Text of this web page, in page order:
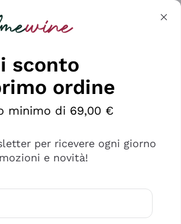
sconto
ordine
minimo di 69,00 €
per ricevere ogni giorno
e novità!